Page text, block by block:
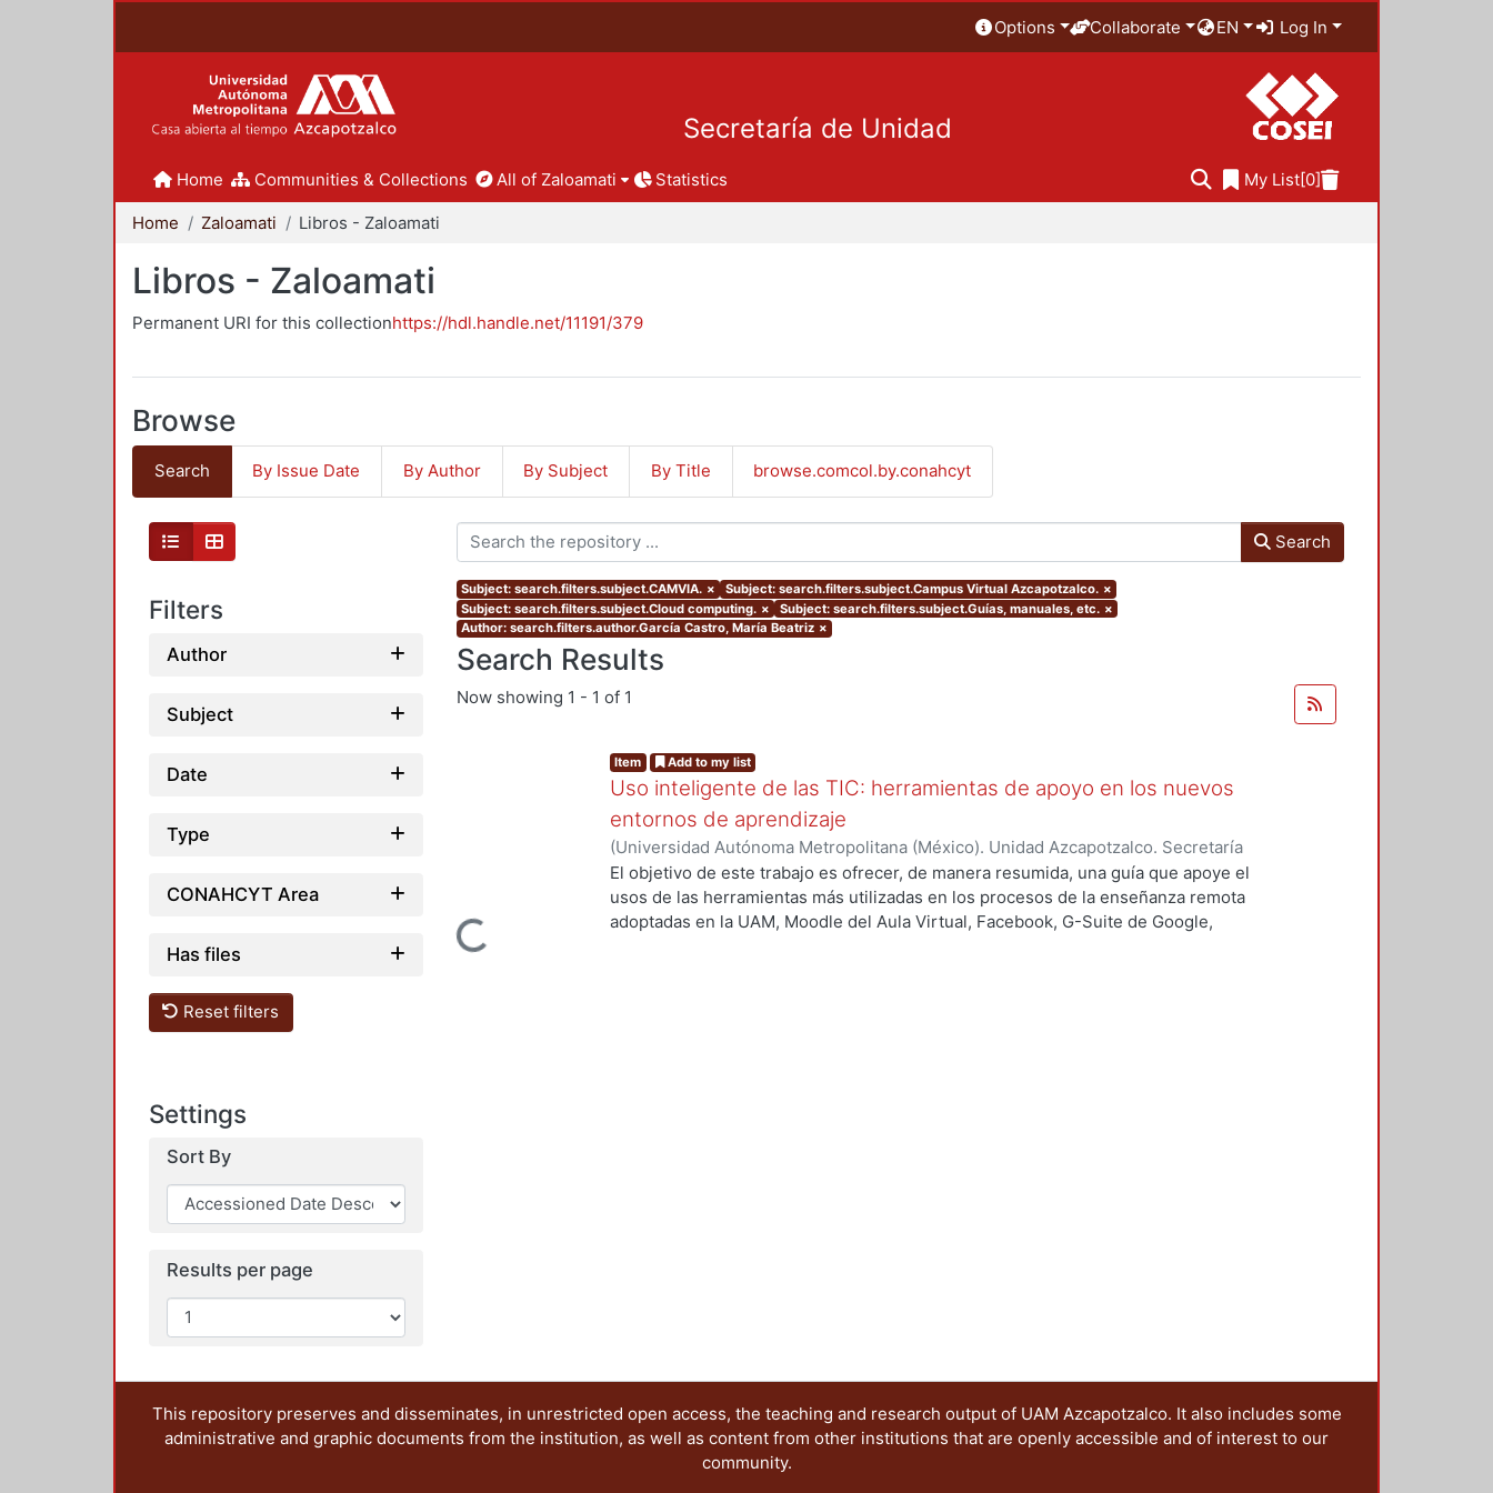
Options Collaborate EN Log In
Secretaría de Unidad
Home Communities & Collections All of Zaloamati Statistics My List[0]
Home Zaloamati Libros - Zaloamati
Libros - Zaloamati
Permanent URI for this collectionhttps://hdl.handle.net/11191/379
Browse
Search By Issue Date By Author By Subject By Title browse.comcol.by.conahcyt
Filters
Author
Subject
Date
Type
CONAHCYT Area
Has files
Reset filters
Settings
Sort By
Results per page
Search
Subject: search.filters.subject.CAMVIA. × Subject: search.filters.subject.Campus Virtual Azcapotzalco. ×
Subject: search.filters.subject.Cloud computing. × Subject: search.filters.subject.Guías, manuales, etc. ×
Author: search.filters.author.García Castro, María Beatriz ×
Search Results
Now showing 1 - 1 of 1
Loading...
Item Add to my list
Uso inteligente de las TIC: herramientas de apoyo en los nuevos
entornos de aprendizaje
(Universidad Autónoma Metropolitana (México). Unidad Azcapotzalco. Secretaría
Académica.,2021) García Castro, María Beatriz;Orozco García, Paola Yatzel;Puga
García, Merary Denny;Martínez Morales, Mercedes Isabel;Alvarado Hernández,
Alejandra; Tarango de la Torre, Juan Carlos
El objetivo de este trabajo es ofrecer, de manera resumida, una guía que apoye el
usos de las herramientas más utilizadas en los procesos de la enseñanza remota
adoptadas en la UAM, Moodle del Aula Virtual, Facebook, G-Suite de Google,
This repository preserves and disseminates, in unrestricted open access, the teaching and research output of UAM Azcapotzalco. It also includes some
administrative and graphic documents from the institution, as well as content from other institutions that are openly accessible and of interest to our
community.